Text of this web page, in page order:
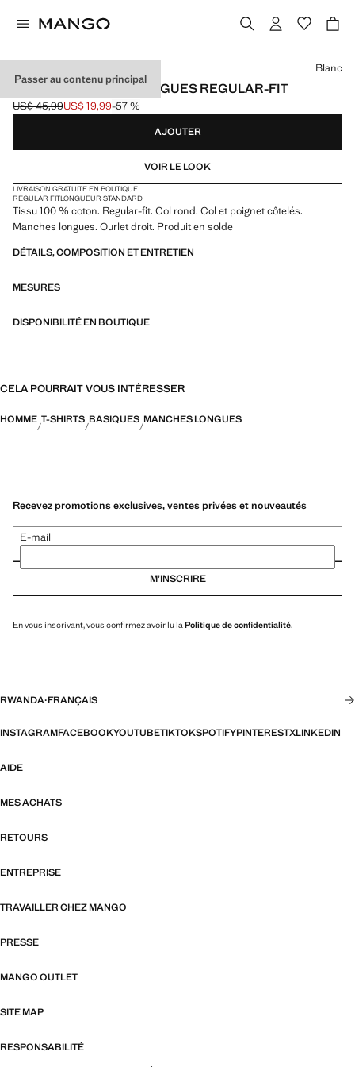
Passer au contenu principal
T-SHIRT MANCHES LONGUES REGULAR-FIT
Prix initial barré [US$ 45,99 ]
US$ 45,99
Prix actuel [US$ 19,99 ]
US$ 19,99-57 %
Choisissez une couleur
Blanc
AJOUTER
VOIR LE LOOK
LIVRAISON GRATUITE EN BOUTIQUE
REGULAR FITLONGUEUR STANDARD
Tissu 100 % coton. Regular-fit. Col rond. Col et poignet côtelés.
Manches longues. Ourlet droit. Produit en solde
DÉTAILS, COMPOSITION ET ENTRETIEN
MESURES
DISPONIBILITÉ EN BOUTIQUE
CELA POURRAIT VOUS INTÉRESSER
HOMME T-SHIRTS BASIQUES MANCHES LONGUES
Recevez promotions exclusives, ventes privées et nouveautés
E-mail
M’INSCRIRE
En vous inscrivant, vous confirmez avoir lu la Politique de confidentialité.
RWANDA·FRANÇAIS
INSTAGRAMFACEBOOKYOUTUBETIKTOKSPOTIFYPINTERESTXLINKEDIN
AIDE
MES ACHATS
RETOURS
ENTREPRISE
TRAVAILLER CHEZ MANGO
PRESSE
MANGO OUTLET
SITE MAP
RESPONSABILITÉ